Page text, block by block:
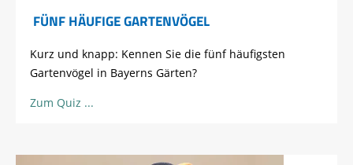
FÜNF HÄUFIGE GARTENVÖGEL
Kurz und knapp: Kennen Sie die fünf häufigsten
Gartenvögel in Bayerns Gärten?
Zum Quiz